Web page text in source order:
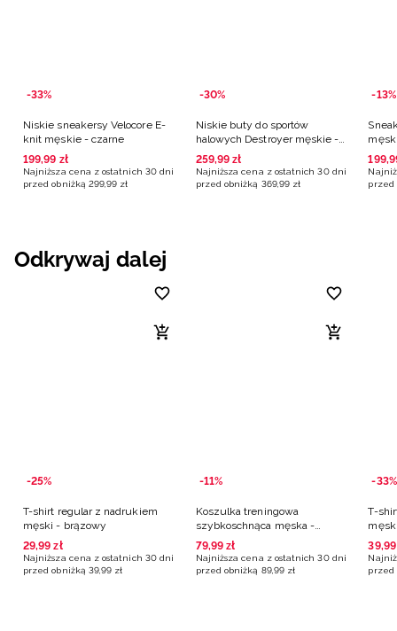
-33%
Niskie sneakersy Velocore E-
knit męskie - czarne
199,99 zł
Najniższa cena z ostatnich 30 dni
przed obniżką 299,99 zł
-30%
Niskie buty do sportów
halowych Destroyer męskie -
czarne
259,99 zł
Najniższa cena z ostatnich 30 dni
przed obniżką 369,99 zł
-13%
199,
przed
Odkrywaj dalej
-25%
T-shirt regular z nadrukiem
męski - brązowy
29,99 zł
Najniższa cena z ostatnich 30 dni
przed obniżką 39,99 zł
-11%
Koszulka treningowa
szybkoschnąca męska -
granatowa
79,99 zł
Najniższa cena z ostatnich 30 dni
przed obniżką 89,99 zł
-33%
T-
39,99
przed